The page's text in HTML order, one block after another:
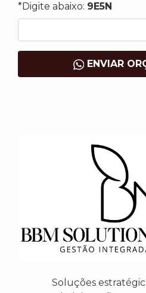
*Digite abaixo: 9E5N
ENVIAR
Soluções